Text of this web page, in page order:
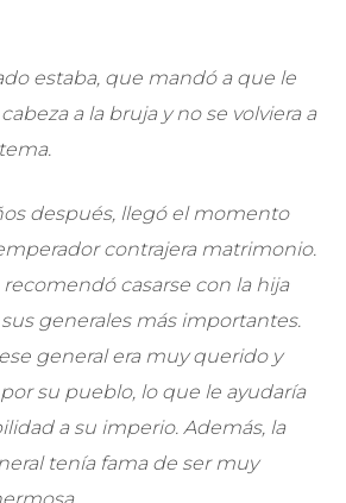
estaba, que mandó a que le
a la bruja y no se volviera a
después, llegó el momento
contrajera matrimonio.
casarse con la hija
generales más importantes.
general era muy querido y
su pueblo, lo que le ayudaría
a su imperio. Además, la
tenía fama de ser muy